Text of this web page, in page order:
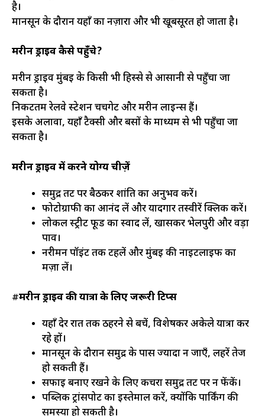
है।
मानसून के दौरान यहाँ का नज़ारा और भी खूबसूरत हो जाता है।
मरीन ड्राइव कैसे पहुँचे?
मरीन ड्राइव मुंबई के किसी भी हिस्से से आसानी से पहुँचा जा
सकता है।
निकटतम रेलवे स्टेशन चर्चगेट और मरीन लाइन्स हैं।
इसके अलावा, यहाँ टैक्सी और बसों के माध्यम से भी पहुँचा जा
सकता है।
मरीन ड्राइव में करने योग्य चीज़ें
समुद्र तट पर बैठकर शांति का अनुभव करें।
फोटोग्राफी का आनंद लें और यादगार तस्वीरें क्लिक करें।
लोकल स्ट्रीट फूड का स्वाद लें, खासकर भेलपुरी और वड़ा
पाव।
नरीमन पॉइंट तक टहलें और मुंबई की नाइटलाइफ का
मज़ा लें।
#मरीन ड्राइव की यात्रा के लिए जरूरी टिप्स
यहाँ देर रात तक ठहरने से बचें, विशेषकर अकेले यात्रा कर
रहे हों।
मानसून के दौरान समुद्र के पास ज्यादा न जाएँ, लहरें तेज
हो सकती हैं।
सफाई बनाए रखने के लिए कचरा समुद्र तट पर न फेंकें।
पब्लिक ट्रांसपोर्ट का इस्तेमाल करें, क्योंकि पार्किंग की
समस्या हो सकती है।